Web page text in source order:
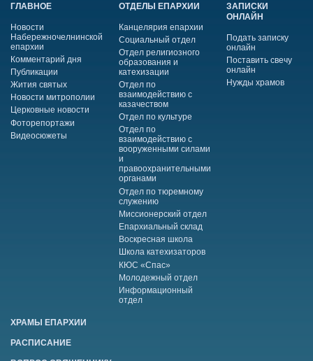
ГЛАВНОЕ
Новости
Набережночелнинской
епархии
Комментарий дня
Публикации
Жития святых
Новости митрополии
Церковные новости
Фоторепортажи
Видеосюжеты
ОТДЕЛЫ ЕПАРХИИ
Канцелярия епархии
Социальный отдел
Отдел религиозного
образования и
катехизации
Отдел по
взаимодействию с
казачеством
Отдел по культуре
Отдел по
взаимодействию с
вооруженными силами
и
правоохранительными
органами
Отдел по тюремному
служению
Миссионерский отдел
Епархиальный склад
Воскресная школа
Школа катехизаторов
КЮС «Спас»
Молодежный отдел
Информационный
отдел
ЗАПИСКИ
ОНЛАЙН
Подать записку
онлайн
Поставить свечу
онлайн
Нужды храмов
ХРАМЫ ЕПАРХИИ
РАСПИСАНИЕ